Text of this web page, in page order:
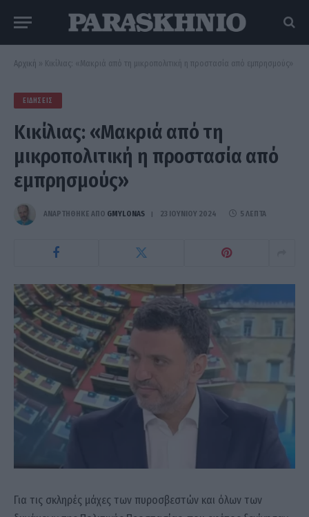
Αρχική » Κικίλιας: «Μακριά από τη μικροπολιτική η προστασία από εμπρησμούς»
ΕΙΔΉΣΕΙΣ
Κικίλιας: «Μακριά από τη
μικροπολιτική η προστασία από
εμπρησμούς»
ΑΝΑΡΤΗΘΗΚΕ ΑΠΟ GMYLONAS 23 ΙΟΥΝΊΟΥ 2024 5 ΛΕΠΤΆ
Για τις σκληρές μάχες των πυροσβεστών και όλων των